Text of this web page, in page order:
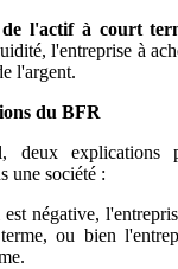
l'actif à court
l'entreprise à
l'argent.
du BFR
deux explications
une société :
négative,
ou bien